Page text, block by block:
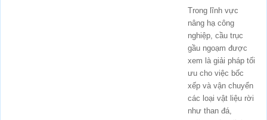
Trong lĩnh vực
nâng hạ công
nghiệp, cầu trục
gầu ngoạm được
xem là giải pháp tối
ưu cho việc bốc
xếp và vận chuyển
các loại vật liệu rời
như than đá,